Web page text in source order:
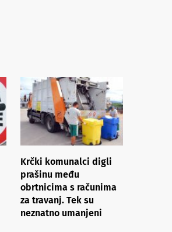
Krčki komunalci digli
prašinu među
obrtnicima s računima
za travanj. Tek su
neznatno umanjeni